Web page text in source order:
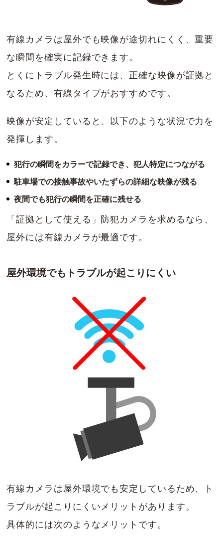
有線カメラは屋外でも映像が途切れにくく、重要
な瞬間を確実に記録できます。
とくにトラブル発生時には、正確な映像が証拠と
なるため、有線タイプがおすすめです。
映像が安定していると、以下のような状況で力を
発揮します。
犯行の瞬間をカラーで記録でき、犯人特定につながる
駐車場での接触事故やいたずらの詳細な映像が残る
夜間でも犯行の瞬間を正確に残せる
「証拠として使える」防犯カメラを求めるなら、
屋外には有線カメラが最適です。
屋外環境でもトラブルが起こりにくい
有線カメラは屋外環境でも安定しているため、ト
ラブルが起こりにくいメリットがあります。
具体的には次のようなメリットです。